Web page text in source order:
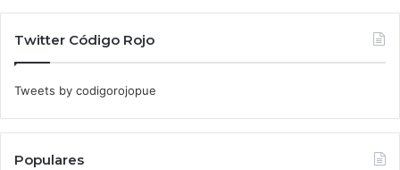
Twitter Código Rojo
Tweets by codigorojopue
Populares